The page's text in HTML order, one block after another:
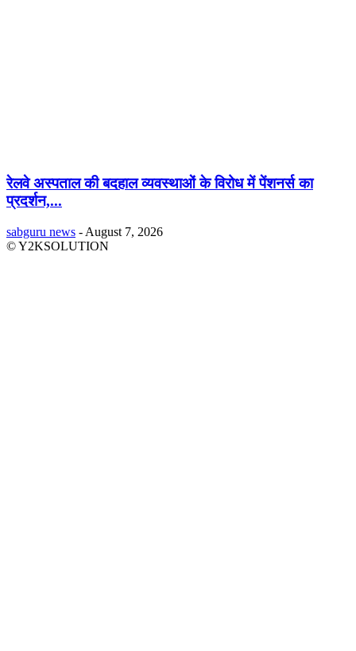
रेलवे अस्पताल की बदहाल व्यवस्थाओं के विरोध में पेंशनर्स का
प्रदर्शन,...
sabguru news - August 7, 2026
© Y2KSOLUTION